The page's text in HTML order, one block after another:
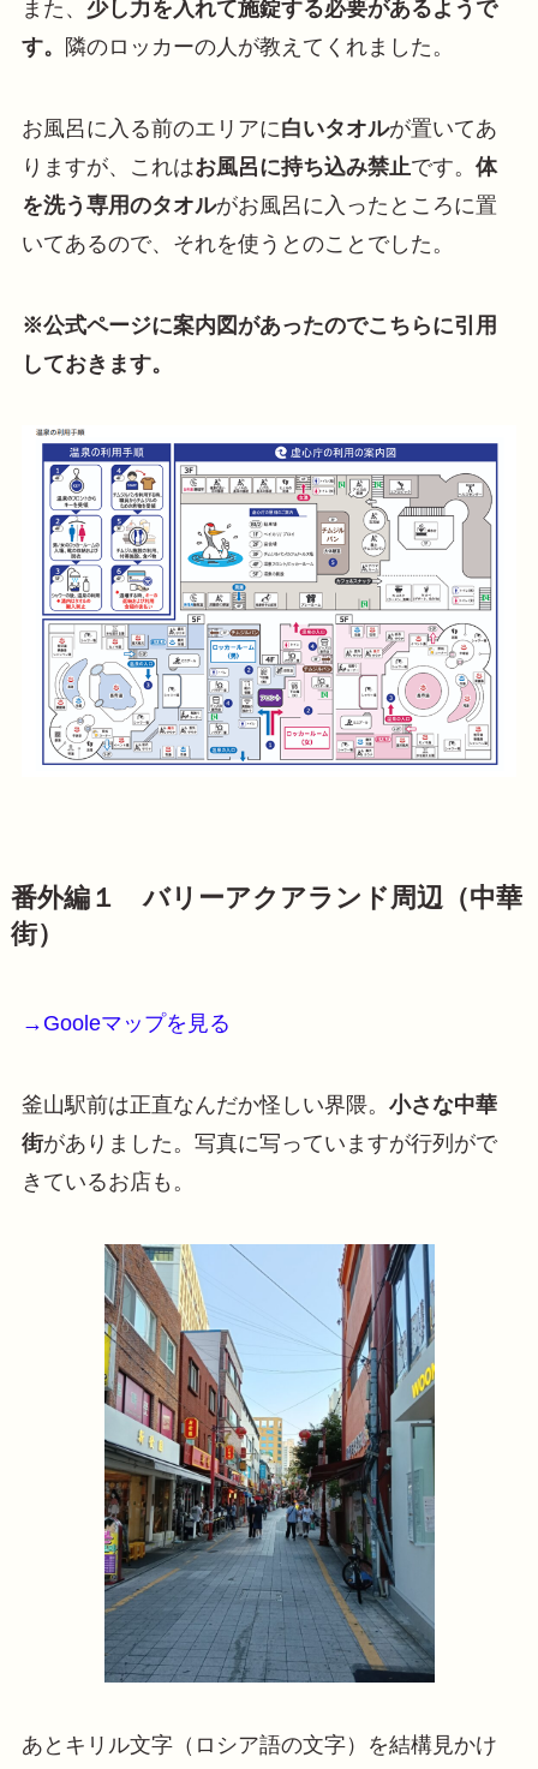
また、 少し力を入れて施錠する必要があるようで
す。
隣のロッカーの人が教えてくれました。
お風呂に入る前のエリアに白いタオルが置いてあ
りますが、これはお風呂に持ち込み禁止です。 体
を洗う専用のタオルがお風呂に入ったところに置
いてあるので、それを使うとのことでした。
※公式ページに案内図があったのでこちらに引用
しておきます。
番外編１ バリーアクアランド周辺（中華
街）
→Gooleマップを見る
釜山駅前は正直なんだか怪しい界隈。 小さな中華
街がありました。写真に写っていますが行列がで
きているお店も。
あとキリル文字（ロシア語の文字）を結構見かけ